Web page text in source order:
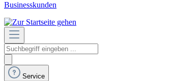
Businesskunden
Service